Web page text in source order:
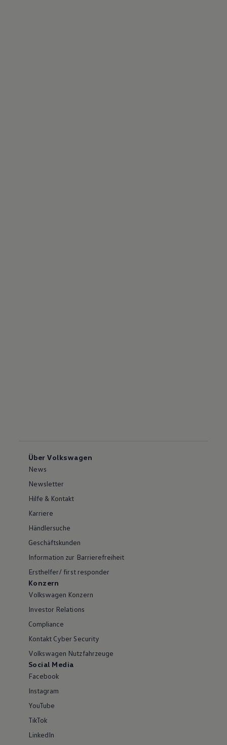
Über Volkswagen
News
Newsletter
Hilfe & Kontakt
Karriere
Händlersuche
Geschäftskunden
Information zur Barrierefreiheit
Ersthelfer/ first responder
Konzern
Volkswagen Konzern
Investor Relations
Compliance
Kontakt Cyber Security
Volkswagen Nutzfahrzeuge
Social Media
Facebook
Instagram
YouTube
TikTok
LinkedIn